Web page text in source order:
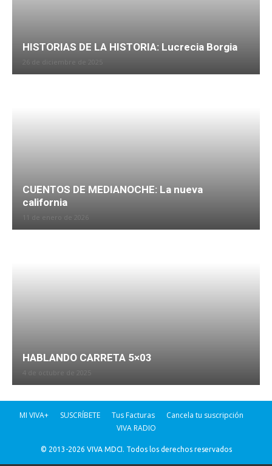
HISTORIAS DE LA HISTORIA: Lucrecia Borgia
CUENTOS DE MEDIANOCHE: La nueva
california
HABLANDO CARRETA 5×03
MI VIVA+ SUSCRÍBETE Tus Facturas
Cancela tu suscripción
VIVA RADIO
© 2013-2026 VIVA MDCI. Todos los derechos reservados